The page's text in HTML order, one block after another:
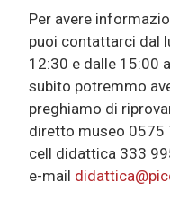
Per avere
puoi contattarci dal
12:30 e dalle 15:00
subito potremmo
preghiamo di
diretto museo 0575
cell didattica 333
e-mail